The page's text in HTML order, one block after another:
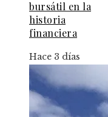
bursátil en la
historia
financiera
Hace 3 días